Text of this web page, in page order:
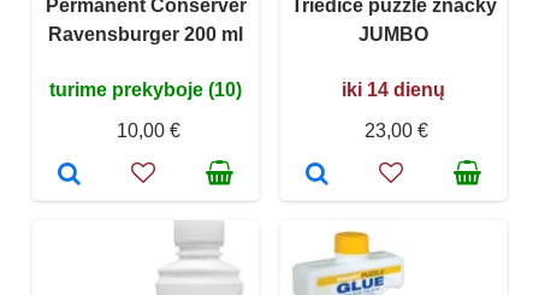
Permanent Conserver
Ravensburger 200 ml
turime prekyboje (10)
10,00 €
Triediče puzzle značky
JUMBO
iki 14 dienų
23,00 €